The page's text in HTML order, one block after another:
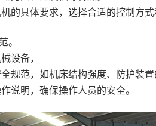
的具体要求，选择合适的控制方式
。
设备，
规范，如机床结构强度、防护装
说明，确保操作人员的安全。